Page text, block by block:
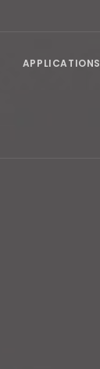
APPLICATIONS